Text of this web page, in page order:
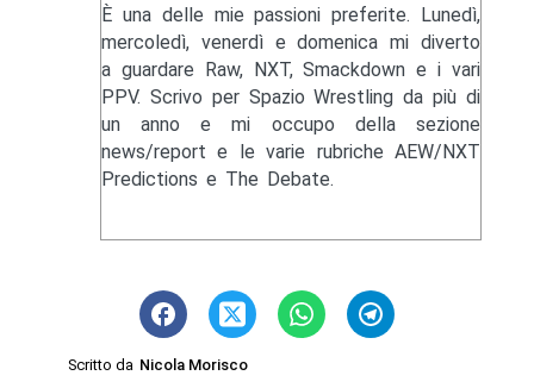
È una delle mie passioni preferite. Lunedì,
mercoledì, venerdì e domenica mi diverto
a guardare Raw, NXT, Smackdown e i vari
PPV. Scrivo per Spazio Wrestling da più di
un anno e mi occupo della sezione
news/report e le varie rubriche AEW/NXT
Predictions e The Debate.
Scritto da Nicola Morisco